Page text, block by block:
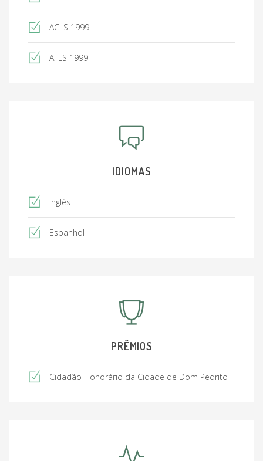
ACLS 1999
ATLS 1999
IDIOMAS
Inglês
Espanhol
PRÊMIOS
Cidadão Honorário da Cidade de Dom Pedrito